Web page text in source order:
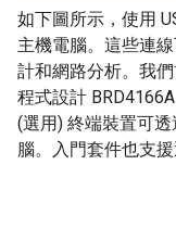
如下圖所示，使用
主機電腦。這些連
計和網路分析。我
程式設計
(選用) 終端裝置可
腦。入門套件也支